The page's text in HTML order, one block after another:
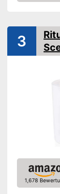
Amazon
3
1,678